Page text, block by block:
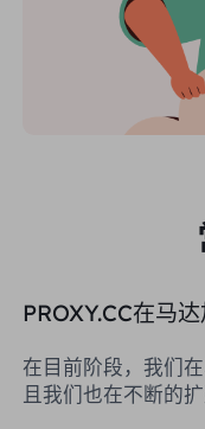
PROXY.CC在马
在目前阶段，我们
且我们也在不断的